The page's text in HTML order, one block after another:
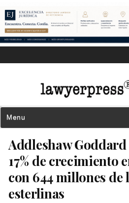
Addleshaw
17% de crecimiento
con 644 millones de
esterlinas